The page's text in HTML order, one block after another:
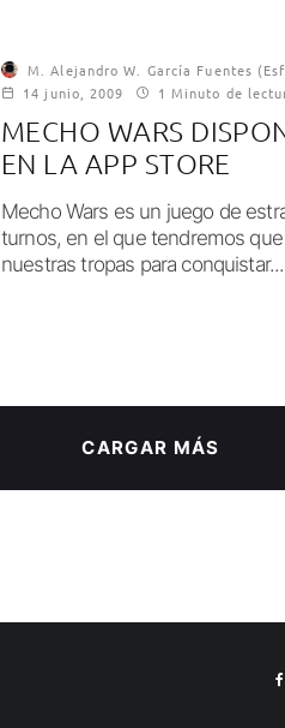
M. Alejandro W. García Fuentes
14 junio, 2009
1 Minuto de
MECHO WARS
EN LA APP STORE
Mecho Wars es un juego de
turnos, en el que tendremos que
nuestras tropas para conquistar...
CARGAR MÁS